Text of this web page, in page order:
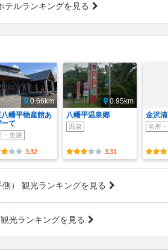
テルランキングを見る
0.66km
幡平物産館あ
て
・史跡
3.32
0.95km
八幡平温泉郷
温泉
3.31
金沢
名所
側） 観光ランキングを見る
光ランキングを見る